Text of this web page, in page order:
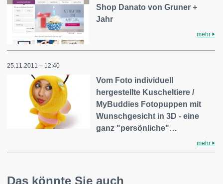
Shop Danato von Gruner +
Jahr
mehr
25.11.2011 – 12:40
Vom Foto individuell
hergestellte Kuscheltiere /
MyBuddies Fotopuppen mit
Wunschgesicht in 3D - eine
ganz "persönliche"…
mehr
Das könnte Sie auch